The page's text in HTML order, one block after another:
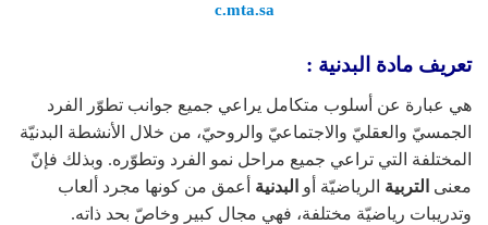
c.mta.sa
تعريف مادة البدنية :
هي عبارة عن أسلوب متكامل يراعي جميع جوانب تطوّر الفرد
الجمسيّ والعقليّ والاجتماعيّ والروحيّ، من خلال الأنشطة البدنيّة
المختلفة التي تراعي جميع مراحل نمو الفرد وتطوّره. وبذلك فإنّ
معنى التربية الرياضيّة أو البدنية أعمق من كونها مجرد ألعاب
وتدريبات رياضيّة مختلفة، فهي مجال كبير وخاصّ بحد ذاته.